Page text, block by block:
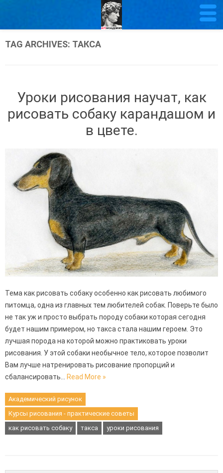
TAG ARCHIVES: ТАКСА
Уроки рисования научат, как
рисовать собаку карандашом и
в цвете.
Тема как рисовать собаку особенно как рисовать любимого
питомца, одна из главных тем любителей собак. Поверьте было
не так уж и просто выбрать породу собаки которая сегодня
будет нашим примером, но такса стала нашим героем. Это
лучшая порода на которой можно практиковать уроки
рисования. У этой собаки необычное тело, которое позволит
Вам лучше натренировать рисование пропорций и
сбалансировать…
Read More »
Академический рисунок
Курсы рисования - практические советы
как рисовать собаку
такса уроки рисования